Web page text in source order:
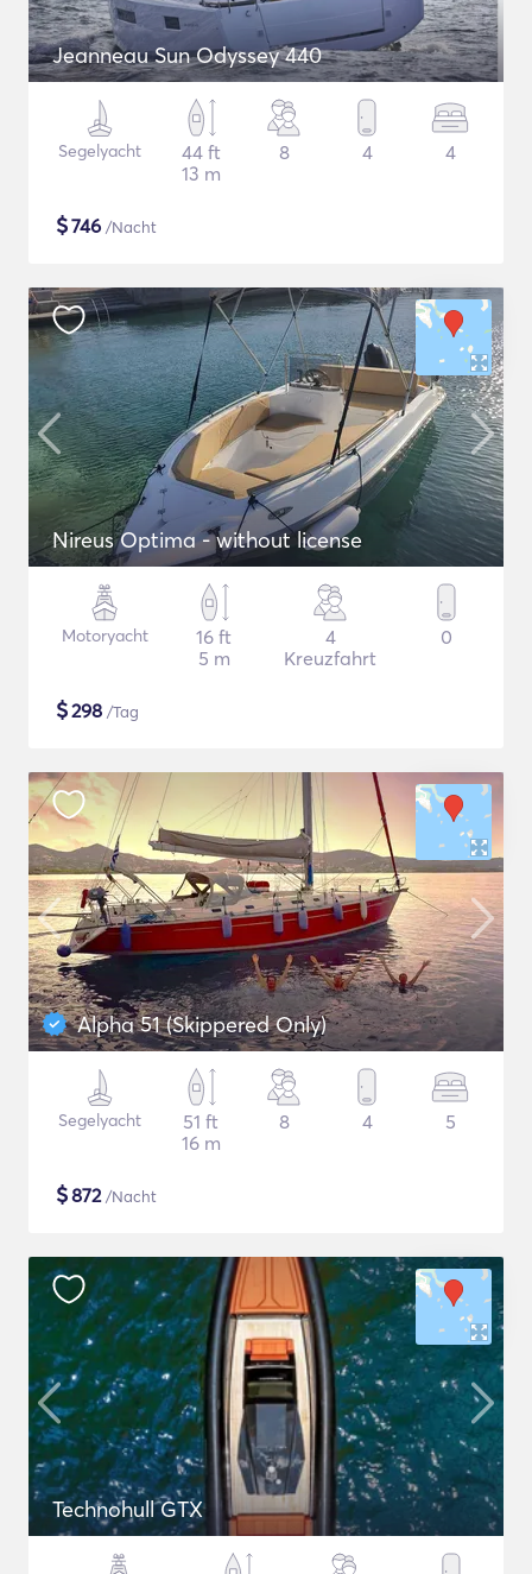
Jeanneau Sun Odyssey 440
Segelyacht
44 ft
13 m
8 4 4
$746 /Nacht
Nireus Optima - without license
Motoryacht
16 ft
5 m
4
Kreuzfahrt
0
$298 /Tag
Alpha 51 (Skippered Only)
Segelyacht
51 ft
16 m
8 4 5
$872/Nacht
Technohull GTX